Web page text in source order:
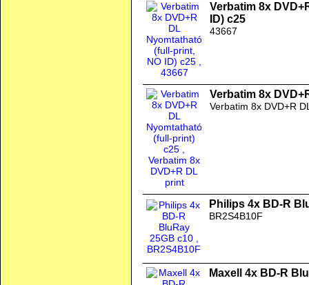
Verbatim 8x
ID) c25
43667
Verbatim 8x
Verbatim 8x DVD+R
Philips 4x BD-R
BR2S4B10F
Maxell 4x BD-R